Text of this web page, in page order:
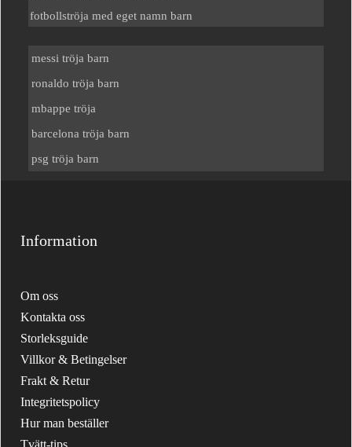
fotbollströja med eget namn barn
messi tröja barn
ronaldo tröja barn
mbappe tröja
barcelona tröja barn
psg tröja barn
Information
Om oss
Kontakta oss
Storleksguide
Villkor & Betingelser
Frakt & Retur
Integritetspolicy
Hur man beställer
Tvätt-tips